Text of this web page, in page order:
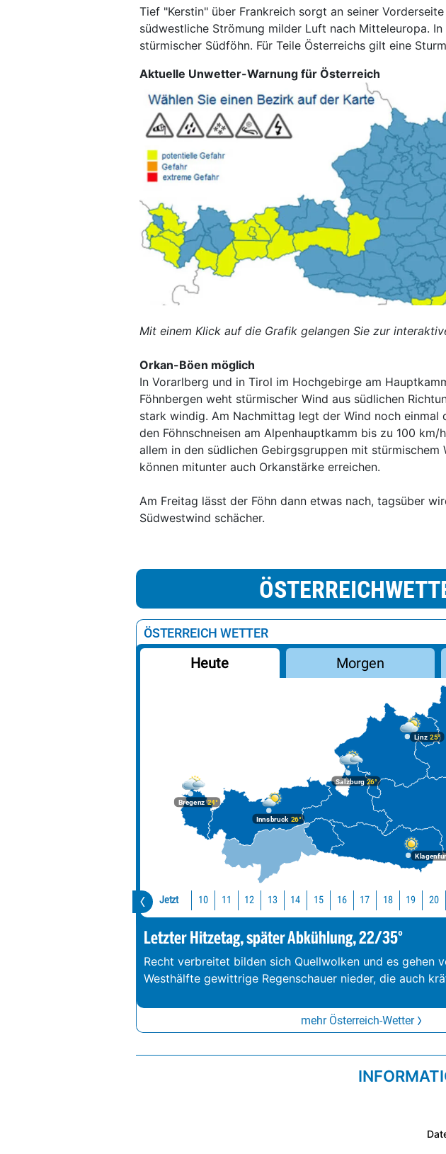
Tief "Kerstin" über Frankreich sorgt an seiner
südwestliche Strömung milder Luft nach Mitteleuropa. In
stürmischer Südföhn. Für Teile Österreichs gilt eine
Aktuelle Unwetter-Warnung für Österreich
Mit einem Klick auf die Grafik gelangen Sie zur
Orkan-Böen möglich
In Vorarlberg und in Tirol im Hochgebirge am
Föhnbergen weht stürmischer Wind aus südlichen
stark windig. Am Nachmittag legt der Wind noch einmal
den Föhnschneisen am Alpenhauptkamm bis zu 100
allem in den südlichen Gebirgsgruppen mit stürmischem
können mitunter auch Orkanstärke erreichen.
Am Freitag lässt der Föhn dann etwas nach, tagsüber
Südwestwind schächer.
ÖSTERREICH WETTER
Heute Morgen
Bregenz24°
Innsbruck26°
Linz 25°
Salzburg26°
Jetzt 10 11 12 13 14 15 16 17 18 19 20
Letzter Hitzetag, später Abkühlung, 22/35°
Recht verbreitet bilden sich Quellwolken und es gehen
Westhälfte gewittrige Regenschauer nieder, die auch
mehr Österreich-Wetter